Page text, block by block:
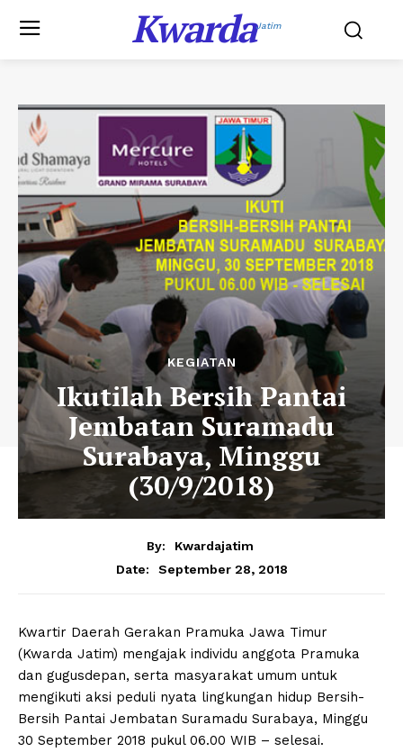
KwardaJatim
KEGIATAN
Ikutilah Bersih Pantai
Jembatan Suramadu
Surabaya, Minggu
(30/9/2018)
By:
Kwardajatim
Date:
September 28, 2018
Kwartir Daerah Gerakan Pramuka Jawa Timur
(Kwarda Jatim) mengajak individu anggota Pramuka
dan gugusdepan, serta masyarakat umum untuk
mengikuti aksi peduli nyata lingkungan hidup Bersih-
Bersih Pantai Jembatan Suramadu Surabaya, Minggu
30 September 2018 pukul 06.00 WIB – selesai.